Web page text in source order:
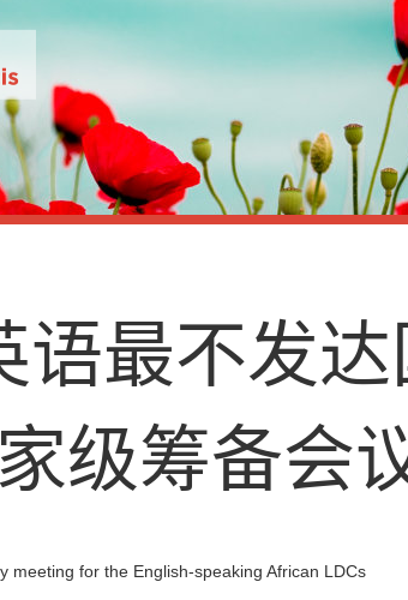
语最不发达
家级筹备会
meeting for the English-speaking African LDCs